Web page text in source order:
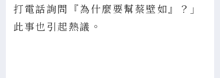
打電話詢問『為什麼要幫蔡壁如』？」
此事也引起熱議。